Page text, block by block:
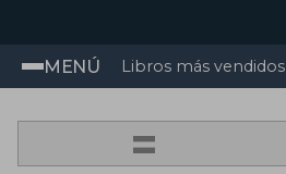
MENÚ Libros más vendidos
=